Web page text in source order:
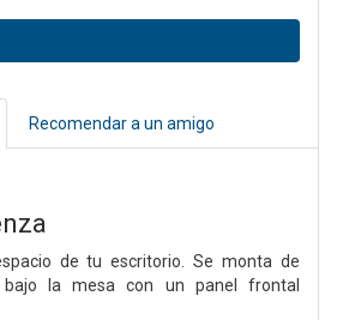
Recomendar a un amigo
de tu escritorio. Se monta de
la mesa con un panel frontal